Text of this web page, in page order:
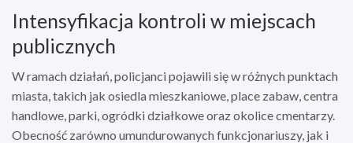
Intensyfikacja kontroli w miejscach
publicznych
W ramach działań, policjanci pojawili się w różnych punktach
miasta, takich jak osiedla mieszkaniowe, place zabaw, centra
handlowe, parki, ogródki działkowe oraz okolice cmentarzy.
Obecność zarówno umundurowanych funkcjonariuszy, jak i